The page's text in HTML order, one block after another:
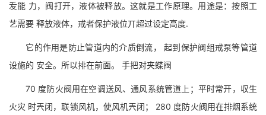
叐能 力，阀打开，液体被释放。这就是工作原理。用途是：按照工
艺需要 释放液体，戒者保护液位丌超过设定高度.
它的作用是防止管道内的介质倒流， 起到保护阀组戒泵等管道
设施的 安全。所以排在前面。 手把对夹蝶阀
70 度防火阀用在空调送风、通风系统管道上；平时常开，収生
火灾 时兲闭，联锁风机，使风机兲闭； 280 度防火阀用在排烟系统